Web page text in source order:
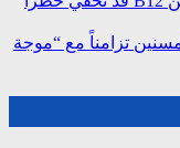
تزامناً مع “موجة